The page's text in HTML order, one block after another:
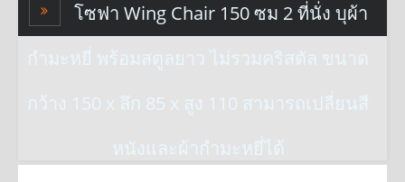
โซฟา Wing Chair 150 ซม 2 ที่นั่ง บุผ้า
กำมะหยี่ พร้อมสตูลยาว ไม่รวมคริสตัล ขนาด
กว้าง 150 x ลึก 85 x สูง 110 สามารถเปลี่ยนสี
หนังและผ้ากำมะหยี่ได้